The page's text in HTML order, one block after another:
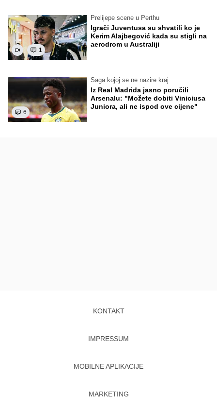
1
Prelijepe scene u Perthu
Igrači Juventusa su shvatili ko je
Kerim Alajbegović kada su stigli na
aerodrom u Australiji
6
Saga kojoj se ne nazire kraj
Iz Real Madrida jasno poručili
Arsenalu: "Možete dobiti Viniciusa
Juniora, ali ne ispod ove cijene"
KONTAKT
IMPRESSUM
MOBILNE APLIKACIJE
MARKETING